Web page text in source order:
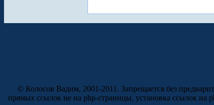
© Колосов Вадим, 2001-2011. Запрещается без
прямых ссылок не на php-страницы, установка ссылок на